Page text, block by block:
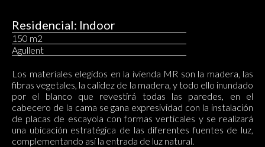
Residencial: Indoor
150 m2
Agullent
Los materiales elegidos en la ivienda MR son la madera, las
fibras vegetales, la calidez de la madera, y todo ello inundado
por el blanco que revestirá todas las paredes, en el
cabecero de la cama se gana expresividad con la instalación
de placas de escayola con formas verticales y se realizará
una ubicación estratégica de las diferentes fuentes de luz,
complementando así la entrada de luz natural.